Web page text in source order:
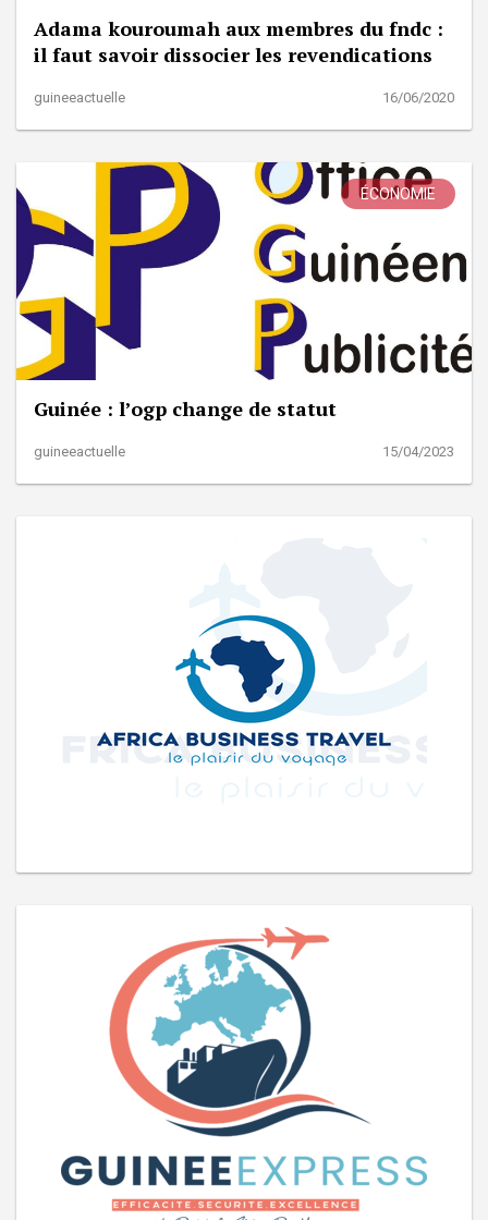
Adama kouroumah aux membres du fndc :
il faut savoir dissocier les revendications
guineeactuelle 16/06/2020
ÉCONOMIE
Guinée : l’ogp change de statut
guineeactuelle 15/04/2023